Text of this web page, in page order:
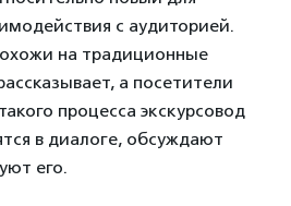
с аудиторией.
на традиционные
а посетители
процесса экскурсовод
в диалоге, обсуждают
его.